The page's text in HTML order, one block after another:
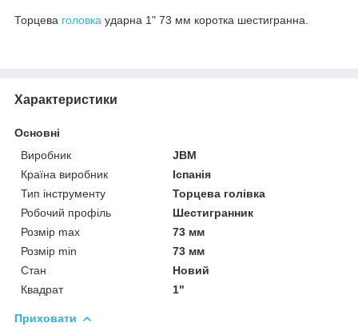
Торцева головка ударна 1" 73 мм коротка шестигранна.
Характеристики
Основні
Виробник
JBM
Країна виробник
Іспанія
Тип інструменту
Торцева голівка
Робочий профіль
Шестигранник
Розмір max
73 мм
Розмір min
73 мм
Стан
Новий
Квадрат
1"
Приховати